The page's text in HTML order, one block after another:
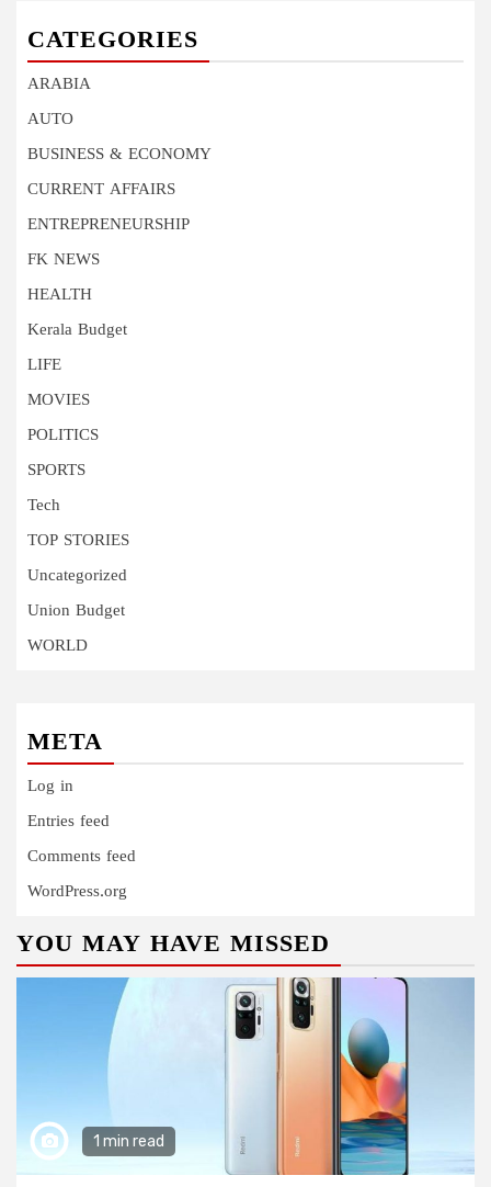
CATEGORIES
ARABIA
AUTO
BUSINESS & ECONOMY
CURRENT AFFAIRS
ENTREPRENEURSHIP
FK NEWS
HEALTH
Kerala Budget
LIFE
MOVIES
POLITICS
SPORTS
Tech
TOP STORIES
Uncategorized
Union Budget
WORLD
META
Log in
Entries feed
Comments feed
WordPress.org
YOU MAY HAVE MISSED
1 min read